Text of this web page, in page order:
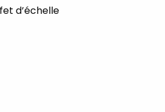
d’échelle